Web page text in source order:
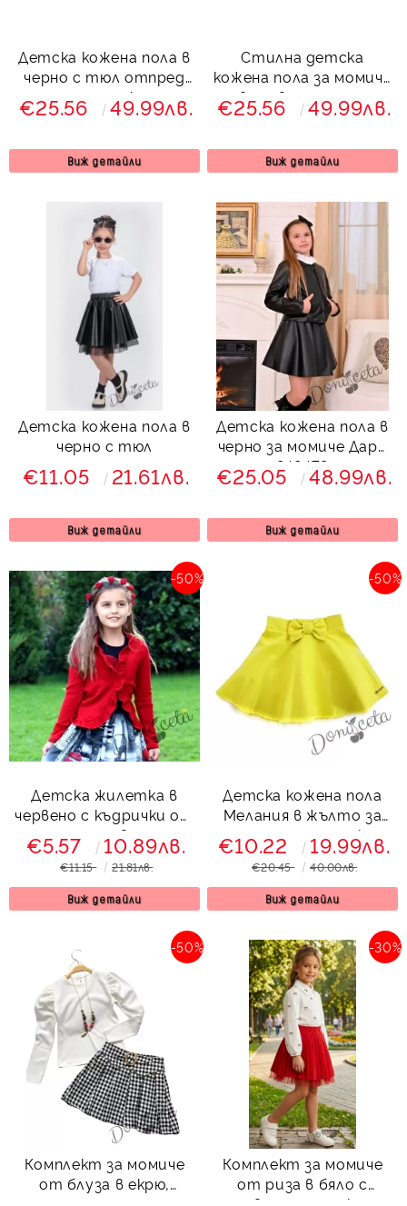
Детска кожена пола в
черно с тюл отпред
за момиче Дари
€25.56 49.99лв.
Виж детайли
Стилна детска
кожена пола за момиче
в червено с тюл
отпред Дивна
€25.56 49.99лв.
Виж детайли
Детска кожена пола в
черно с тюл
€11.05 21.61лв.
Виж детайли
Детска кожена пола в
черно за момиче Дари
849479
€25.05 48.99лв.
Виж детайли
Детска жилетка в
червено с къдрички от
плетиво
-50%
€5.57 10.89лв.
€11.15 21.81лв.
Виж детайли
Детска кожена пола
Мелания в жълто за
момиче с панделка
отпред
-50%
€10.22 19.99лв.
€20.45 40.00лв.
Виж детайли
Комплект за момиче
от блуза в екрю,
-50%
Комплект за момиче
от риза в бяло с
-30%